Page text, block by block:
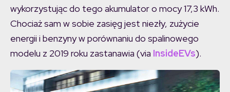
wykorzystując do tego akumulator o mocy 17,3 kWh.
Chociaż sam w sobie zasięg jest niezły, zużycie
energii i benzyny w porównaniu do spalinowego
modelu z 2019 roku zastanawia (via InsideEVs).